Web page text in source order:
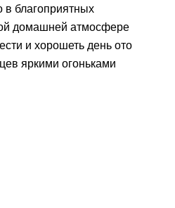
в благоприятных
домашней атмосфере
и хорошеть день ото
яркими огоньками